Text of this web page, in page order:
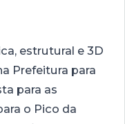
estrutural e 3D
Prefeitura para
para as
o Pico da